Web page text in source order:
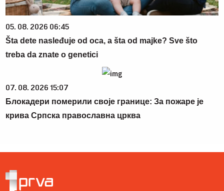
05. 08. 2026 06:45
Šta dete nasleđuje od oca, a šta od majke? Sve što
treba da znate o genetici
07. 08. 2026 15:07
Блокадери померили своје границе: За пожаре је
крива Српска православна црква